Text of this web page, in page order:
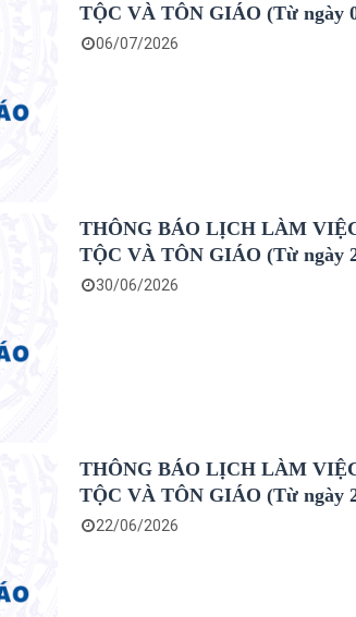
TỘC VÀ TÔN GIÁO (Từ ngày
06/07/2026
THÔNG BÁO LỊCH LÀM
TỘC VÀ TÔN GIÁO (Từ ngày
30/06/2026
THÔNG BÁO LỊCH LÀM
TỘC VÀ TÔN GIÁO (Từ ngày
22/06/2026